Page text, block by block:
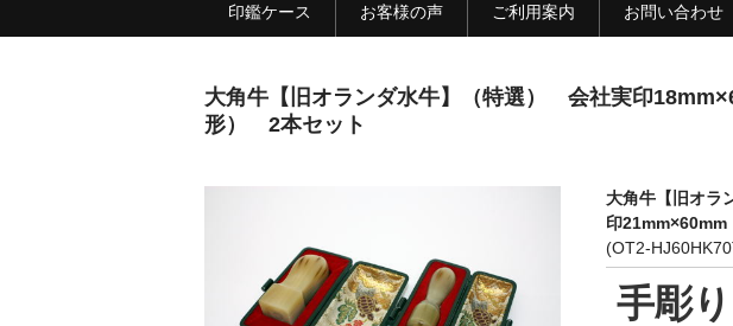
印鑑ケース お客様の声 ご利用案内 お問い合わせ
大角牛【旧オランダ水牛】（特選） 会社実印
形） 2本セット
大角牛【旧オ
印
(OT2-
手彫